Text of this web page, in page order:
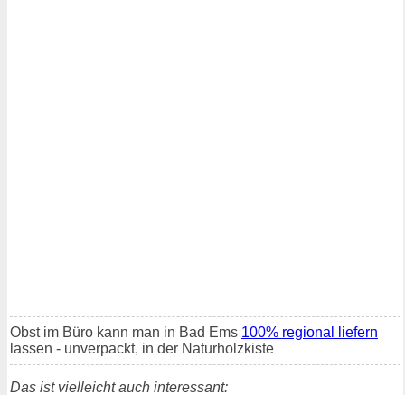
Obst im Büro kann man in Bad Ems 100% regional liefern
lassen - unverpackt, in der Naturholzkiste
Das ist vielleicht auch interessant: